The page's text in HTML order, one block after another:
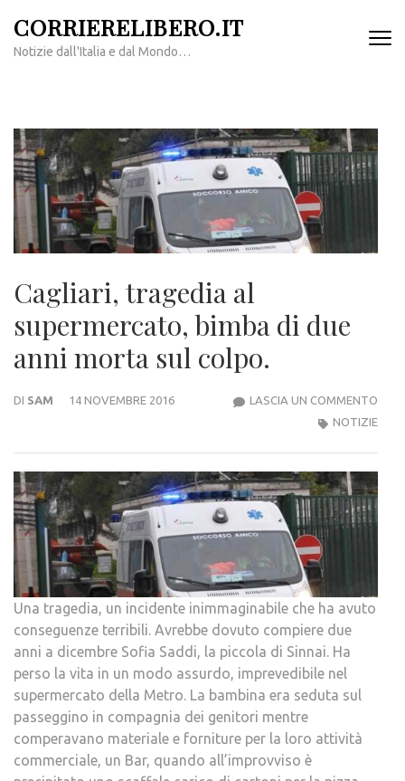
contenuto
CORRIERELIBERO.IT
Notizie dall'Italia e dal Mondo…
Cagliari, tragedia al
supermercato, bimba di due
anni morta sul colpo.
DI SAM 14 NOVEMBRE 2016 LASCIA UN COMMENTO
SUL
NOTIZIE
Una tragedia, un incidente inimmaginabile che ha avuto
conseguenze terribili. Avrebbe dovuto compiere due
anni a dicembre Sofia Saddi, la piccola di Sinnai. Ha
perso la vita in un modo assurdo, imprevedibile nel
supermercato della Metro. La bambina era seduta sul
passeggino in compagnia dei genitori mentre
comperavano materiale e forniture per la loro attività
commerciale, un Bar, quando all’improvviso è